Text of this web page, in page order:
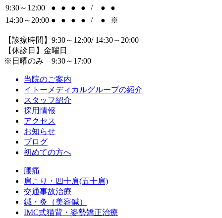
9:30～12:00
● ● ● ● / ●
●
14:30～20:00 ● ● ● ● / ● ※
【診療時間】9:30～12:00/ 14:30～20:00
【休診日】金曜日
※日曜のみ 9:30～17:00
当院のご案内
イトーメディカルグループの紹介
スタッフ紹介
採用情報
アクセス
お知らせ
ブログ
初めての方へ
腰痛
肩こり・四十肩(五十肩)
交通事故治療
鍼・灸（美容鍼）
IMC式猫背・姿勢矯正治療